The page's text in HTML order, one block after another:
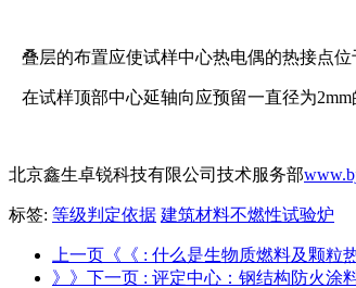
叠层的布置应使试样中心热电偶的热接点位
在试样顶部中心延轴向应预留一直径为
北京鑫生卓锐科技有限公司技术服务部
标签: 等级判定依据 建筑材料不燃性试验炉
上一页《《 : 什么是生物质燃料及颗粒
》》下一页 : 评定中心：钢结构防火涂